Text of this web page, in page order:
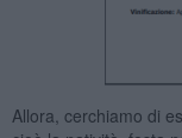
Allora, cerchiamo di